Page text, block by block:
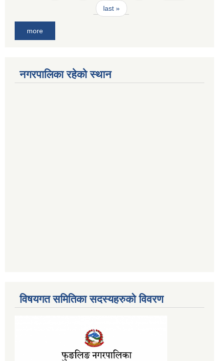
last »
more
नगरपालिका रहेको स्थान
विषयगत समितिका सदस्यहरुको विवरण